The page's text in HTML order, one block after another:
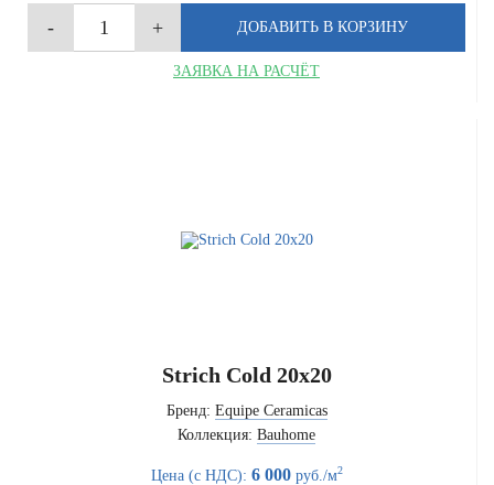
ЗАЯВКА НА РАСЧЁТ
Strich Cold 20x20
Бренд: Equipe Ceramicas
Коллекция: Bauhome
Цена (с НДС): 6 000руб./м2